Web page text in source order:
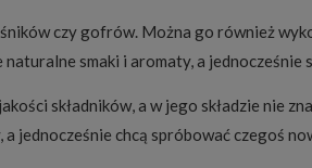
czy gofrów. Można go również
smaki i aromaty, a
składników, a w jego składzie nie
jednocześnie chcą spróbować czegoś